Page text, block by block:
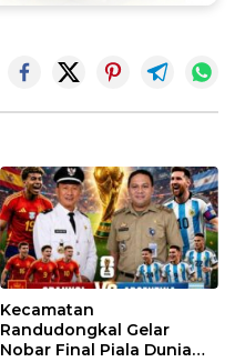
Kecamatan
Randudongkal Gelar
Nobar Final Piala Dunia